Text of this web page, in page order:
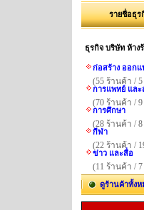
รายชื่อธุ
ธุรกิจ บริษัท ห้าง
ก่อสร้าง ออก
(55 ร้านค้า /
การแพทย์ แล
(70 ร้านค้า /
การศึกษา
(28 ร้านค้า /
กีฬา
(22 ร้านค้า /
ข่าว และสื่อ
(11 ร้านค้า /
ดูร้านค้าทั้งห